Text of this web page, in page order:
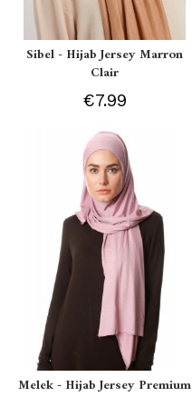
Sibel - Hijab Jersey Marron
Clair
€7.99
Melek - Hijab Jersey Premium